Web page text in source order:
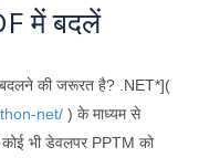
में बदलें
में बदलने की जरूरत है? .NET*](
net/ ) के माध्यम से
भी डेवलपर PPTM को